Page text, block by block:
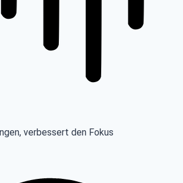
verbessert den Fokus